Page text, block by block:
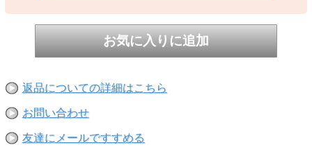
製品染め後に洗濯・乾燥済みの為、最も縮んでいる状態です。着用し
ていくうちに詰まっている編み目が緩み身体に馴染んでいきます。
製品染めの特性上、染め上がりの色味やサイズに若干の個体差があり
分のシワ、編地の筋やムラ等は製品の特長です。 素材のもつ不均一
感やラフ感はこの製品の味としてお楽しみください。
【素材】
〇本体：綿100%
返品についての詳細はこちら
お問い合わせ
友達にメールですすめる